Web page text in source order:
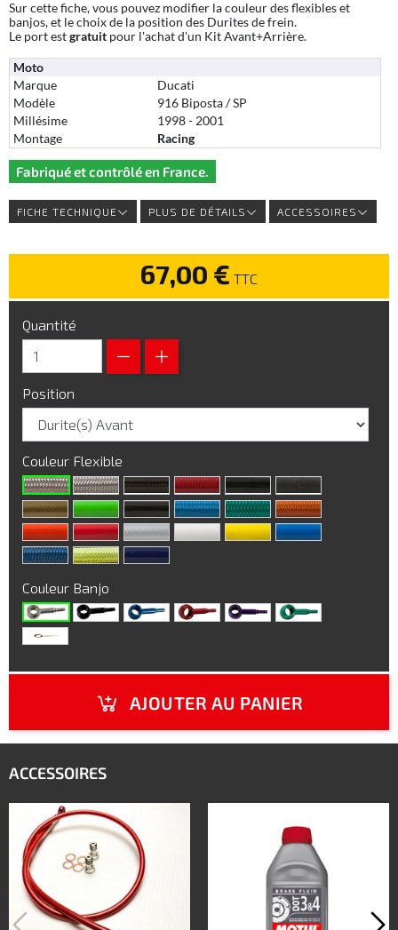
Sur cette fiche, vous pouvez modifier la couleur des flexibles et
banjos, et le choix de la position des Durites de frein.
Le port estgratuit pour l'achat d'un Kit Avant+Arrière.
Moto
Marque
Ducati
Modèle
916 Biposta / SP
Millésime
1998 - 2001
Montage
Racing
Fabriqué et contrôlé en France.
FICHE TECHNIQUE PLUS DE DÉTAILS ACCESSOIRES
67,00 € TTC
Quantité
Position
Couleur Flexible
Couleur Banjo
AJOUTER AU PANIER
ACCESSOIRES